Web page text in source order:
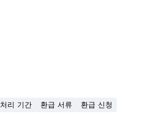
처리 기간 환급 서류 환급 신청